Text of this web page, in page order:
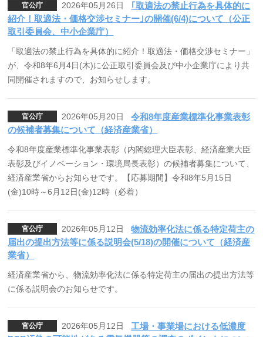
官公庁 2026年05月26日
｢取適法の禁止行為を具体的に
紹介！取適法・価格交渉セミナー｣の開催(6/4)について（公正
取引委員会、中小企業庁）
「取適法の禁止行為を具体的に紹介！取適法・価格交渉セミナー」
が、令和8年6月4日(木)に公正取引委員会及び中小企業庁により共
同開催されますので、お知らせします。
官公庁 2026年05月20日
令和8年度産業標準化事業表彰
の候補者募集について（経済産業省）
令和8年度産業標準化事業表彰（内閣総理大臣表彰、経済産業大臣
表彰及びイノベーション・環境局長表彰）の候補者募集について、
経済産業省からお知らせです。【応募期間】令和8年5月15日
(金)10時～6月12日(金)12時（必着）
官公庁 2026年05月12日
物流効率化法に係る特定荷主の
届出の提出方法等に係る説明会(5/18)の開催について（経済産
業省）
経済産業省から、物流効率化法に係る特定荷主の届出の提出方法等
に係る説明会のお知らせです。
官公庁 2026年05月12日
工場・事業場における低濃度